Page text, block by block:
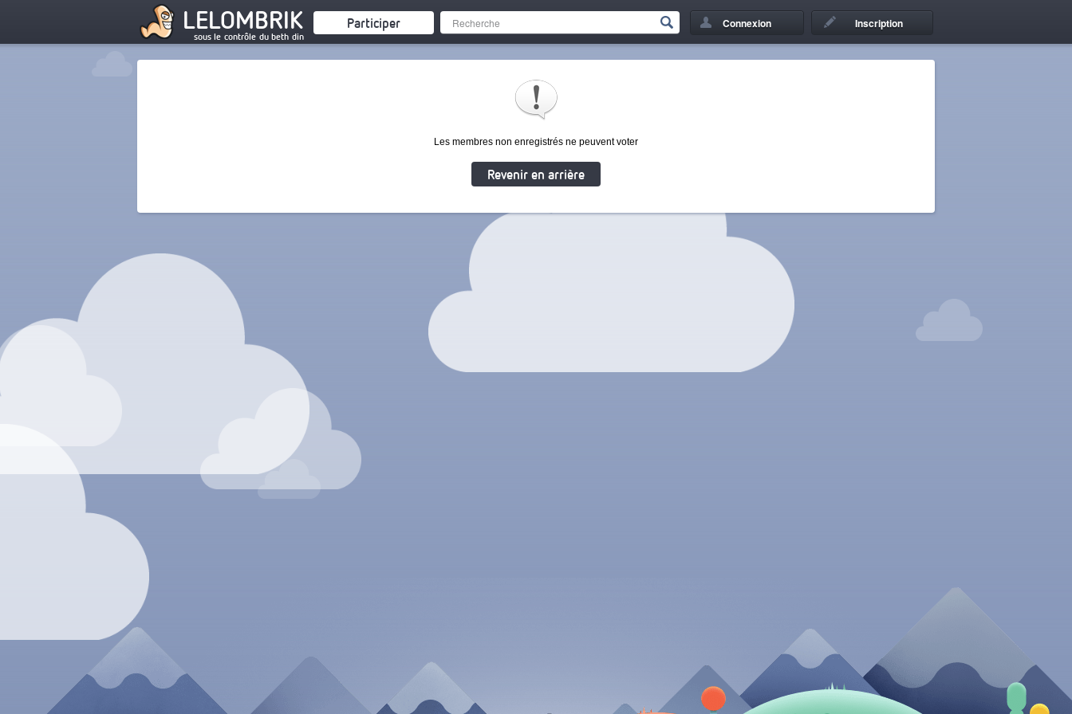
LELOMBRIK
sous le contrôle du beth din
Participer Connexion Inscription
Les membres non enregistrés ne peuvent voter
Revenir en arrière